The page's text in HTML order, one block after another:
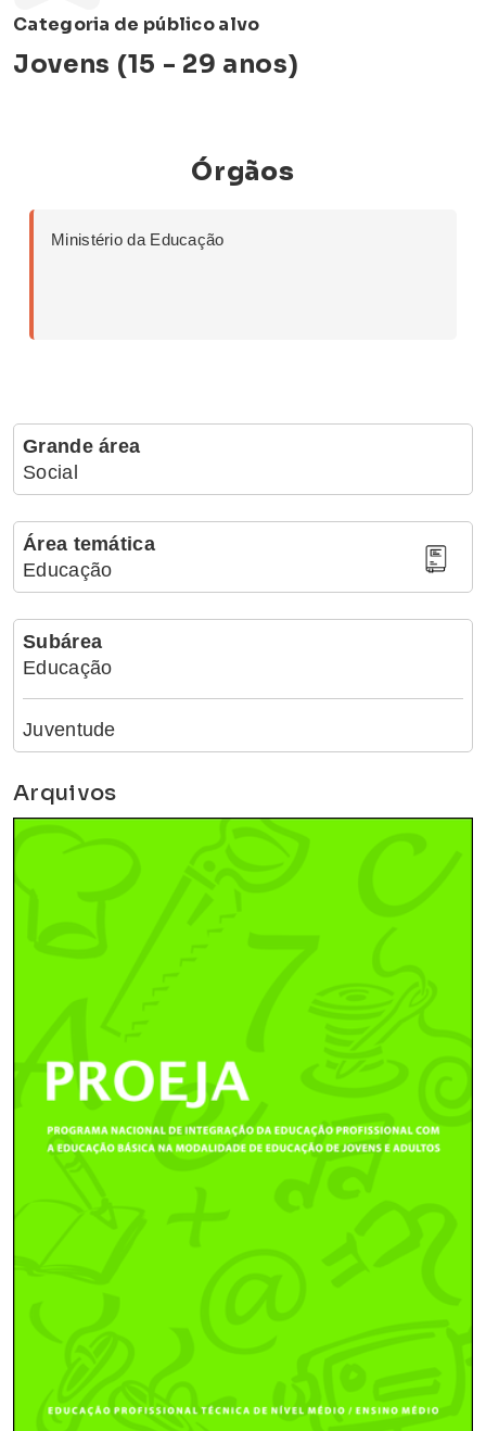
Categoria de público alvo
Jovens (15 - 29 anos)
Órgãos
Ministério da Educação
Grande área
Social
Área temática
Educação
Subárea
Educação
Juventude
Arquivos